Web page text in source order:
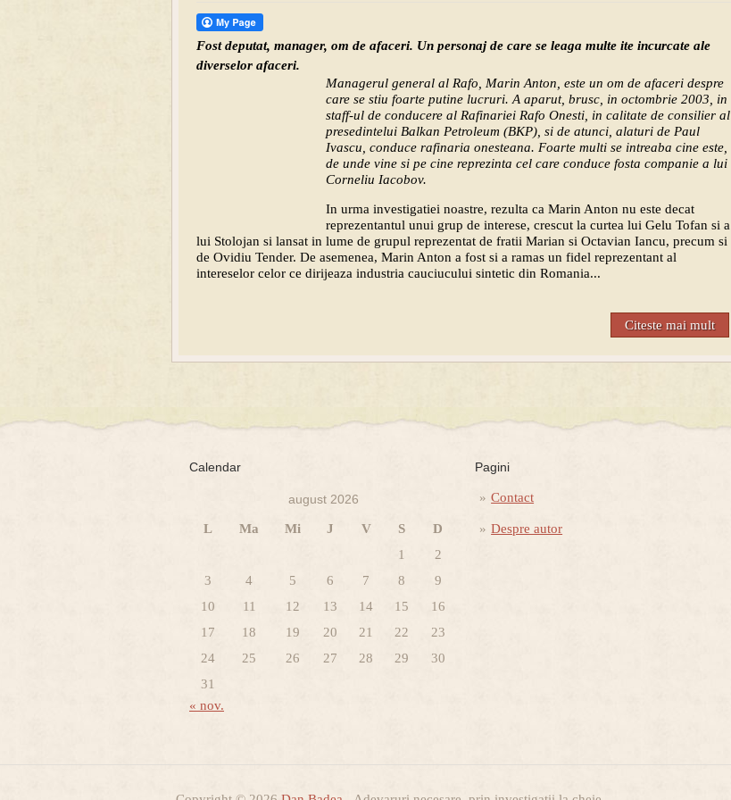
Fost deputat, manager, om de afaceri. Un personaj de care se leaga multe ite incurcate ale
diverselor afaceri.
Managerul general al Rafo, Marin Anton, este un om de afaceri despre
care se stiu foarte putine lucruri. A aparut, brusc, in octombrie 2003, in
staff-ul de conducere al Rafinariei Rafo Onesti, in calitate de consilier al
presedintelui Balkan Petroleum (BKP), si de atunci, alaturi de Paul
Ivascu, conduce rafinaria onesteana. Foarte multi se intreaba cine este,
de unde vine si pe cine reprezinta cel care conduce fosta companie a lui
Corneliu Iacobov.
In urma investigatiei noastre, rezulta ca Marin Anton nu este decat
reprezentantul unui grup de interese, crescut la curtea lui Gelu Tofan si a
lui Stolojan si lansat in lume de grupul reprezentat de fratii Marian si Octavian Iancu, precum si
de Ovidiu Tender. De asemenea, Marin Anton a fost si a ramas un fidel reprezentant al
intereselor celor ce dirijeaza industria cauciucului sintetic din Romania...
Citeste mai mult
Calendar
august 2026
L Ma Mi J V S
D
1
2
3
4 5 6 7 8
9
10
11 12 13 14 15
16
17
18 19 20 21 22
23
24
25 26 27 28 29
30
31
« nov.
Pagini
Contact
Despre autor